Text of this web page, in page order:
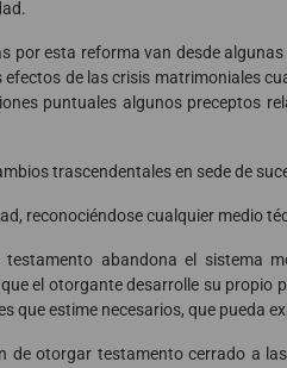
por esta reforma van desde
de las crisis matrimoniales
puntuales algunos preceptos
trascendentales en sede de
reconociéndose cualquier medio
testamento abandona el sistema
el otorgante desarrolle su propio
que estime necesarios, que pueda
de otorgar testamento cerrado a